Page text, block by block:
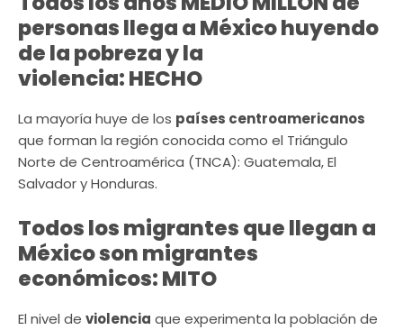
personas llega a México huyendo
de la pobreza y la
violencia:HECHO
La mayoría huye de los países centroamericanos
que forman la región conocida como el Triángulo
Norte de Centroamérica (TNCA): Guatemala, El
Salvador y Honduras.
Todos los migrantes que llegan a
México son migrantes
económicos:MITO
El nivel de violencia que experimenta la población de